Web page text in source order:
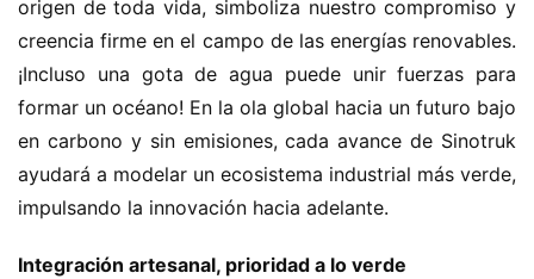
origen de toda vida, simboliza nuestro compromiso y
creencia firme en el campo de las energías renovables.
¡Incluso una gota de agua puede unir fuerzas para
formar un océano! En la ola global hacia un futuro bajo
en carbono y sin emisiones, cada avance de Sinotruk
ayudará a modelar un ecosistema industrial más verde,
impulsando la innovación hacia adelante.
Integración artesanal, prioridad a lo verde